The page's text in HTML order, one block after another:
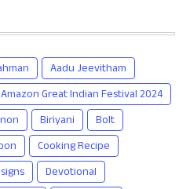
Aadu Jeevitham
Amazon Great Indian Festival 2024
Biriyani
Bolt
Cooking Recipe
Devotional